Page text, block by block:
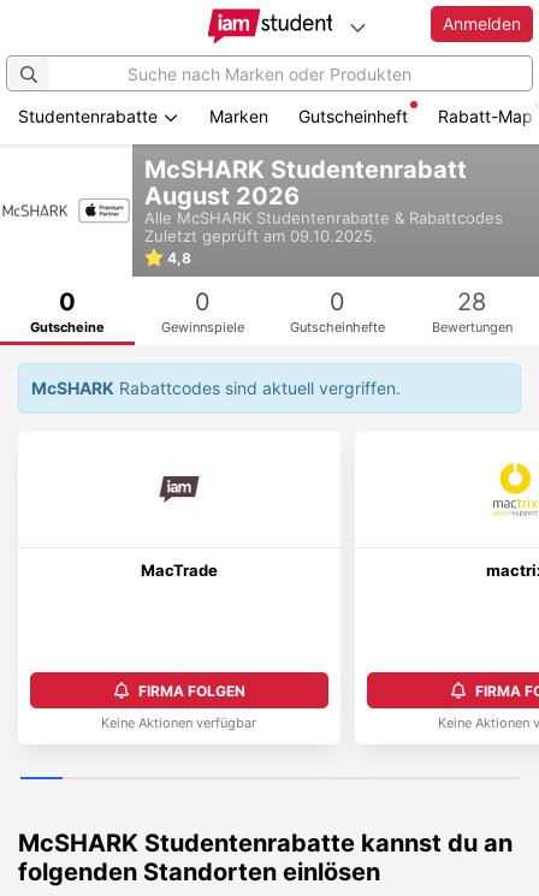
springen
Anmelden
Studentenrabatte Marken Gutscheinheft Rabatt-Map
McSHARK Studentenrabatt
August 2026
Alle McSHARK Studentenrabatte & Rabattcodes
Zuletzt geprüft am 09.10.2025.
4,8
0
Gutscheine
0
Gewinnspiele
0
Gutscheinhefte
28
Bewertungen
McSHARK Rabattcodes sind aktuell vergriffen.
MacTrade
FIRMA FOLGEN
Keine Aktionen verfügbar
FIRMA
Keine Aktionen
McSHARK Studentenrabatte kannst du an
folgenden Standorten einlösen